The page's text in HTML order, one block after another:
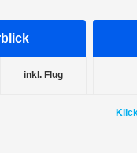
inkl. Flug